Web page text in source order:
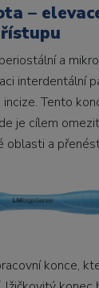
–
a
interdentální
Tento
je cílem
a
konce,